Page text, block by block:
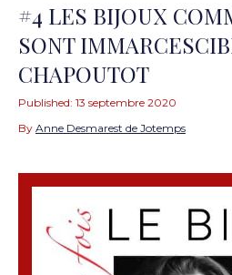
#4 LES BIJOUX
SONT
CHAPOUTOT
Published: 13 septembre 2020
By Anne Desmarest de Jotemps